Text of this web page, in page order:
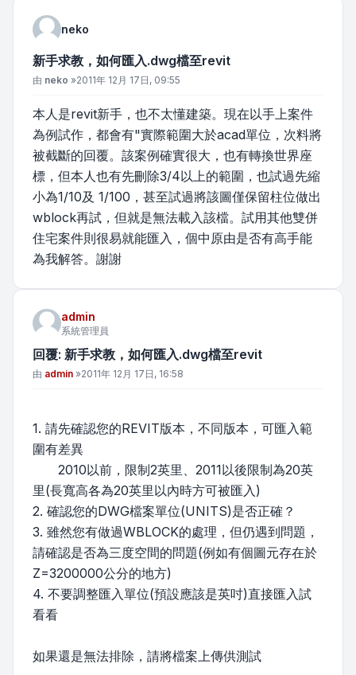
neko
新手求教，如何匯入.dwg檔至revit
文章
由 neko »2011年 12月 17日, 09:55
本人是revit新手，也不太懂建築。現在以手上案件
為例試作，都會有"實際範圍大於acad單位，次料將
被截斷的回覆。該案例確實很大，也有轉換世界座
標，但本人也有先刪除3/4以上的範圍，也試過先縮
小為1/10及 1/100，甚至試過將該圖僅保留柱位做出
wblock再試，但就是無法載入該檔。試用其他雙併
住宅案件則很易就能匯入，個中原由是否有高手能
為我解答。謝謝
admin
系統管理員
回覆: 新手求教，如何匯入.dwg檔至revit
文章
由 admin »2011年 12月 17日, 16:58
1. 請先確認您的REVIT版本，不同版本，可匯入範
圍有差異
2010以前，限制2英里、2011以後限制為20英
里(長寬高各為20英里以內時方可被匯入)
2. 確認您的DWG檔案單位(UNITS)是否正確？
3. 雖然您有做過WBLOCK的處理，但仍遇到問題，
請確認是否為三度空間的問題(例如有個圖元存在於
Z=3200000公分的地方)
4. 不要調整匯入單位(預設應該是英吋)直接匯入試
看看
如果還是無法排除，請將檔案上傳供測試